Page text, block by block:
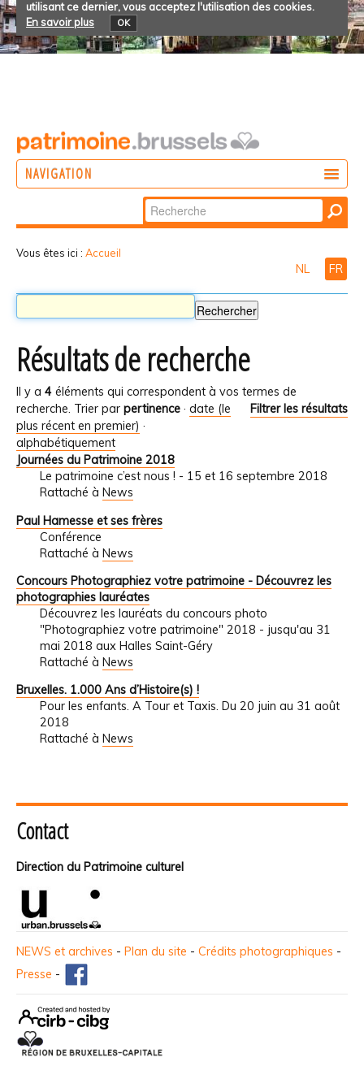
utilisant ce dernier, vous acceptez l'utilisation des cookies.
En savoir plus
OK
NAVIGATION
Chercher par
Recherche
Vous êtes ici : Accueil
NL FR
Résultats de recherche
Il y a 4 éléments qui correspondent à vos termes de
recherche.
Filtrer les résultats
Trier par pertinence · date (le
plus récent en premier) ·
alphabétiquement
Journées du Patrimoine 2018
Le patrimoine c’est nous ! - 15 et 16 septembre 2018
Rattaché à News
Paul Hamesse et ses frères
Conférence
Rattaché à News
Concours Photographiez votre patrimoine - Découvrez les
photographies lauréates
Découvrez les lauréats du concours photo
"Photographiez votre patrimoine" 2018 - jusqu'au 31
mai 2018 aux Halles Saint-Géry
Rattaché à News
Bruxelles. 1.000 Ans d’Histoire(s) !
Pour les enfants. A Tour et Taxis. Du 20 juin au 31 août
2018
Rattaché à News
Contact
Direction du Patrimoine culturel
NEWS et archives - Plan du site - Crédits photographiques -
Presse -